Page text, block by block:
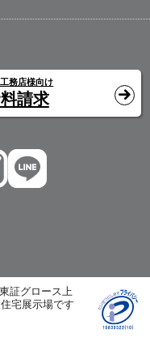
務店様向け
請求
証グロース上
宅展示場です